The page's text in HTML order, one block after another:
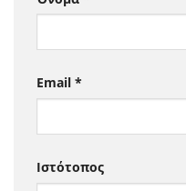
Email *
Ιστότοπος